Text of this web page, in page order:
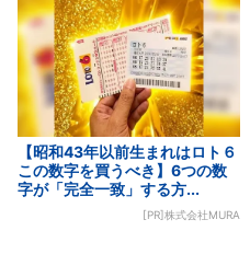
【昭和43年以前生まれはロト６
この数字を買うべき】6つの数
字が「完全一致」する方...
[PR]株式会社MURA